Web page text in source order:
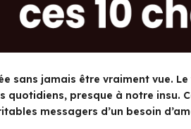
sans jamais être vraiment vue.
quotidiens, presque à notre
messagers d’un besoin